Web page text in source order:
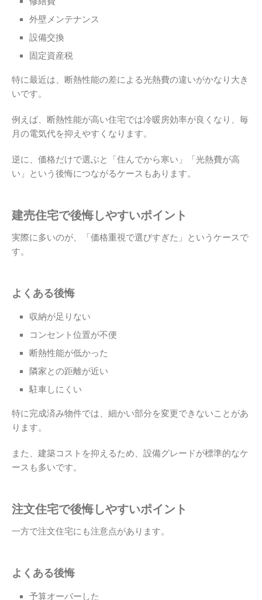
外壁メンテナンス
設備交換
固定資産税
特に最近は、断熱性能の差による光熱費の違いがかなり大き
いです。
例えば、断熱性能が高い住宅では冷暖房効率が良くなり、毎
月の電気代を抑えやすくなります。
逆に、価格だけで選ぶと「住んでから寒い」「光熱費が高
い」という後悔につながるケースもあります。
建売住宅で後悔しやすいポイント
実際に多いのが、「価格重視で選びすぎた」というケースで
す。
よくある後悔
収納が足りない
コンセント位置が不便
断熱性能が低かった
隣家との距離が近い
駐車しにくい
特に完成済み物件では、細かい部分を変更できないことがあ
ります。
また、建築コストを抑えるため、設備グレードが標準的なケ
ースも多いです。
注文住宅で後悔しやすいポイント
一方で注文住宅にも注意点があります。
よくある後悔
予算オーバーした